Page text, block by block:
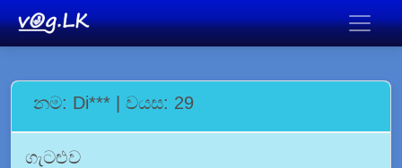
නම: Di*** | වයස: 29
ගැටළුව